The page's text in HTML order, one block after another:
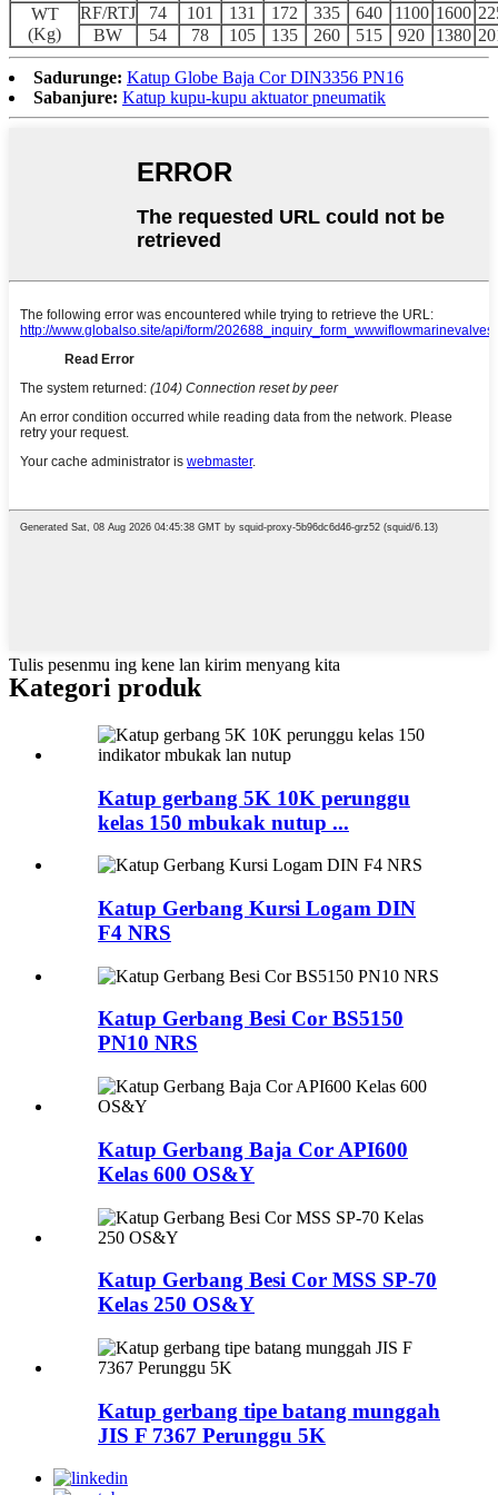
WT
(Kg)
RF/RTJ 74 101 131 172 335 640 1100 1600
BW
54 78 105 135 260 515 920 1380
Sadurunge: Katup Globe Baja Cor DIN3356 PN16
Sabanjure: Katup kupu-kupu aktuator pneumatik
Tulis pesenmu ing kene lan kirim menyang kita
Kategori produk
Katup gerbang 5K 10K perunggu
kelas 150 mbukak nutup ...
Katup Gerbang Kursi Logam DIN
F4 NRS
Katup Gerbang Besi Cor BS5150
PN10 NRS
Katup Gerbang Baja Cor API600
Kelas 600 OS&Y
Katup Gerbang Besi Cor MSS SP-70
Kelas 250 OS&Y
Katup gerbang tipe batang munggah
JIS F 7367 Perunggu 5K